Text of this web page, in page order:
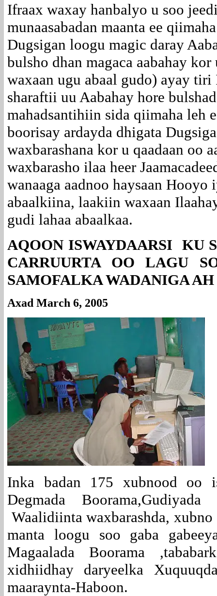
Ifraax waxay hanbalyo u soo
munaasabadan maanta ee
Dugsigan loogu magic daray
bulsho dhan magaca aabahay
waxaan ugu abaal gudo) ayay tiri
sharaftii uu Aabahay hore
mahadsantihiin sida qiimaha leh
boorisay ardayda dhigata
waxbarashana kor u qaadaan oo
waxbarasho ilaa heer
wanaaga aadnoo haysaan
abaalkiina, laakiin waxaan
gudi lahaa abaalkaa.
AQOON ISWAYDAARSI KU
CARRUURTA OO LAGU
SAMOFALKA WADANIGA
Axad March 6, 2005
Inka badan 175 xubnood oo
Degmada
Waalidiinta waxbarashda,
manta loogu soo gaba
Magaalada Boorama
xidhiidhay daryeelka
maaraynta-Haboon.